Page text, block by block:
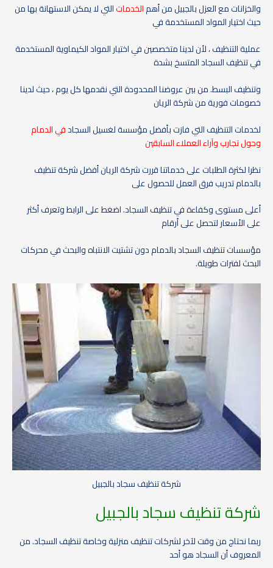
والخزانات مع العزل بالجبيل من أهمالخدماتالتي لا يمكن الاستهانة بها من
حيث اختيار المواد المستخدمة في
عملية التنظيف ، لأن لدينا متخصصين في اختيار المواد الكيماوية المستخدمة
في تنظيف السجاد المتسخ بشدة
وتنظيف البسط. من بين عروضنا المحدودة التي نقدمها كل يوم ، حيث لدينا
خصومات فورية من شركة الريان
لخدمات التنظيف التي فازت بأفضل مؤسسة لغسيل السجادفي الدمام
وحول تجارب وآراء العملاء السابقين
نظرا لكثرة الطلبات على خدماتنا قررت شركة الريان أفضل شركة تنظيف
بالدمام تدريب فرق العمل للحصول على
أعلى مستوى وكفاءة في تنظيف السجاد. اضغط على الرابط وتعرف أكثر
على الأسعار لتحصل على أرقام
مؤسسات تنظيف السجاد بالدمام دون تشتيت الانتباه والبحث في محركات
البحث لفترات طويلة.
شركة تنظيف سجاد بالجبيل
شركة تنظيف سجاد بالجبيل
ربما نحتاج من وقت لآخر لشركات تنظيف منزلية وخاصة تنظيف السجاد. من
المعروف أن السجاد هو أحد